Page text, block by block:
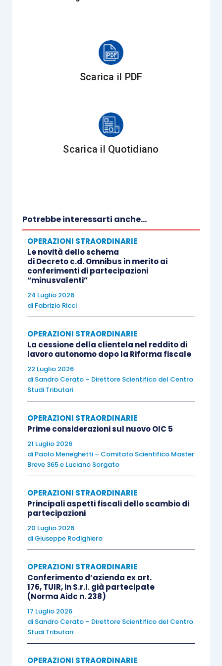
tenuto conto che la stessa avrebbe dovuto
trovare applicazione soltanto all’atto della
Prima di scendere nel dettaglio dei principi
espressi dalla Corte di Cassazione con la
sentenza n. 16595/2023, nonché delle criticità
interpretativa da cui trae origine la tesi del c.d.
“incasso giuridico”, dando evidenza delle
interpretazioni espresse sul tema nella prassi
amministrativa, da taluni autorevoli commentatori
e dai principali orientamenti giurisprudenziali.
L’evoluzione normativa e interpretativa da cui
trae origine la tesi del c.d. “incasso giuridico”
Com’è noto, con l’ormai risalente circolare n.
73/1994, il Mef esplicitò gli effetti fiscali della
la rinuncia ai crediti correlati a redditi che vanno
acquisiti a tassazione per cassa (quali, ad esempio, i
compensi spettanti agli amministratori e gli interessi
relativi a finanziamenti dei soci) presuppone
l’avvenuto incasso giuridico del credito e quindi
l’obbligo di sottoporre a tassazione il loro
ammontare, anche mediante applicazione della
ritenuta di imposta
Tale tesi interpretativa trova origine in un
contesto normativo in cui la rinuncia ai crediti da
parte dei soci era considerata irrilevante, ai fini
delle imposte sui redditi, per la società debitrice
dagli stessi partecipata, determinandosi in capo
ai soci un corrispondente incremento del valore
fiscalmente riconosciuto della partecipazione
Scarica il PDF
Scarica il Quotidiano
Potrebbe interessarti anche...
OPERAZIONI STRAORDINARIE
Le novità dello schema
di Decreto c.d. Omnibus in merito ai
conferimenti di partecipazioni
“minusvalenti”
24 Luglio 2026
di Fabrizio Ricci
OPERAZIONI STRAORDINARIE
La cessione della clientela nel reddito di
lavoro autonomo dopo la Riforma fiscale
22 Luglio 2026
di Sandro Cerato – Direttore Scientifico del Centro
Studi Tributari
OPERAZIONI STRAORDINARIE
Prime considerazioni sul nuovo OIC 5
21 Luglio 2026
di Paolo Meneghetti – Comitato Scientifico Master
Breve 365e Luciano Sorgato
OPERAZIONI STRAORDINARIE
Principali aspetti fiscali dello scambio di
partecipazioni
20 Luglio 2026
di Giuseppe Rodighiero
OPERAZIONI STRAORDINARIE
Conferimento d’azienda ex art.
176, TUIR, in S.r.l. già partecipate
(Norma Aidc n. 238)
17 Luglio 2026
di Sandro Cerato – Direttore Scientifico del Centro
Studi Tributari
OPERAZIONI STRAORDINARIE